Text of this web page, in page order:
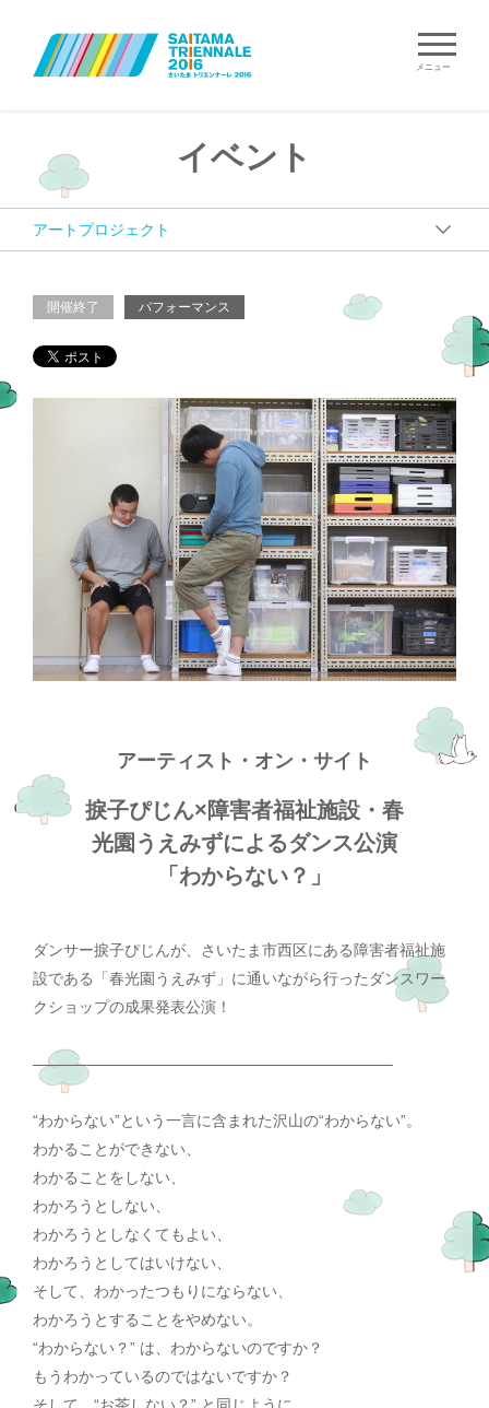
メニュー
イベント
開催終了 パフォーマンス
アーティスト・オン・サイト
捩子ぴじん×障害者福祉施設・春
光園うえみずによるダンス公演
「わからない？」
ダンサー捩子ぴじんが、さいたま市西区にある障害者福祉施
設である「春光園うえみず」に通いながら行ったダンスワー
クショップの成果発表公演！
———————————————————————–
“わからない”という一言に含まれた沢山の“わからない”。
わかることができない、
わかることをしない、
わかろうとしない、
わかろうとしなくてもよい、
わかろうとしてはいけない、
そして、わかったつもりにならない、
わかろうとすることをやめない。
“わからない？” は、わからないのですか？
もうわかっているのではないですか？
そして、“お茶しない？” と同じように、